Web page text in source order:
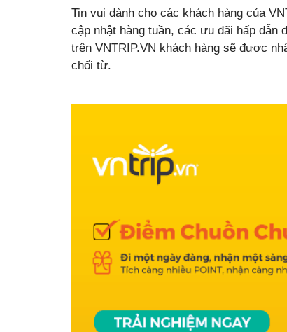
Tin vui dành cho các khách hàng của
cập nhật hàng tuần, các ưu đãi hấp
trên VNTRIP.VN khách hàng sẽ được
chối từ.